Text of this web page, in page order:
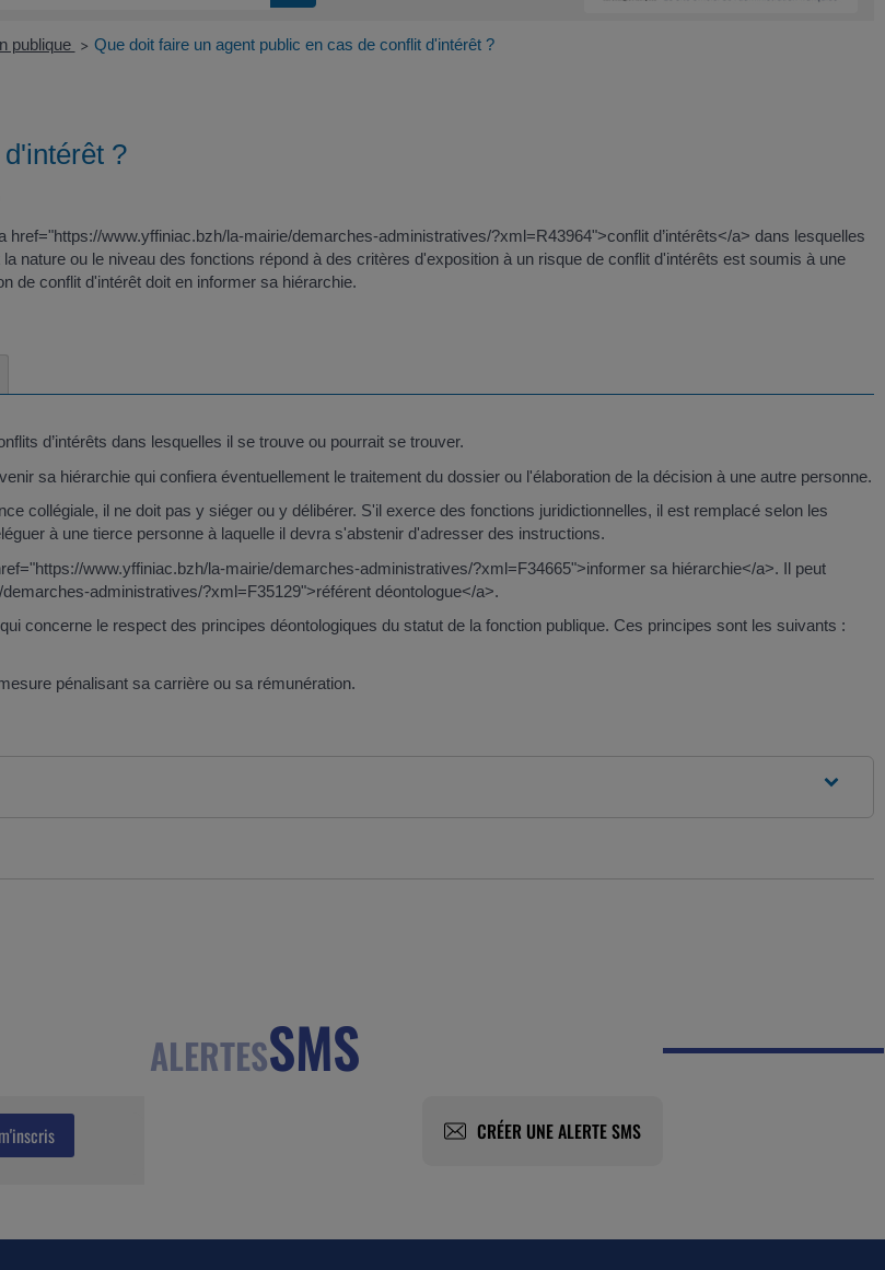
publique > Que doit faire un agent public en cas de conflit d'intérêt ?
?
www.yffiniac.bzh/la-mairie/demarches-administratives/?xml=R43964">conflit d’intérêts</a> dans lesquelles
nature ou le niveau des fonctions répond à des critères d'exposition à un risque de conflit d'intérêts est soumis à une
de conflit d'intérêt doit en informer sa hiérarchie.
d’intérêts dans lesquelles il se trouve ou pourrait se trouver.
sa hiérarchie qui confiera éventuellement le traitement du dossier ou l'élaboration de la décision à une autre personne.
collégiale, il ne doit pas y siéger ou y délibérer. S'il exerce des fonctions juridictionnelles, il est remplacé selon les
à une tierce personne à laquelle il devra s'abstenir d'adresser des instructions.
www.yffiniac.bzh/la-mairie/demarches-administratives/?xml=F34665">informer sa hiérarchie</a>. Il peut
administratives/?xml=F35129">référent déontologue</a>.
concerne le respect des principes déontologiques du statut de la fonction publique. Ces principes sont les suivants :
pénalisant sa carrière ou sa rémunération.
ALERTESSMS
CRÉER UNE ALERTE SMS